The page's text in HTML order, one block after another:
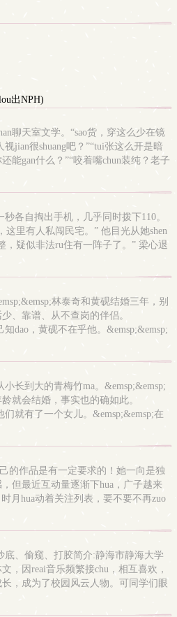
出NPH)
聊天室文学。“sao货，穿这么少在镜
jian很shuang吧？”“tui张这么开是暗
能gan什么？”“咬着嘴chun装纯？老子
底有多欠cao！”……直播间里，其他
的“老婆我ai你”“妹妹好可ai”，而苏冉
的下liu羞辱与xing幻想。她不知dao这
、强制lou出、调教、强j、多人lunx警
朋友的男友上床（雌竞）。（无屎
各自掏出手机，几乎同时拨下110。
这里有人私闯民宅。” 他目光从她shen
，疑似非法ru住有一阵子了。” 梁心退
林泰奇和黄砚结婚三年，别
、靠谱、从不查岗的伴侣。
dao，黄砚不在乎他。&emsp;&emsp;
长到大的青梅竹ma。&emsp;&emsp;
就会结婚，事实也的确如此。
们就有了一个女儿。&emsp;&emsp;在
的作品是有一定要求的！她一向是独
但最近互动量逐渐下hua，广子越来
月hua动着关注列表，要不要不再zuo
底、偷窥、打胶简介:静海市静海大学
，因reai音乐频繁接chu，相互喜欢，
，成为了校园风云人物。可同学们眼
的美好大学时光！PS:本文为多线、